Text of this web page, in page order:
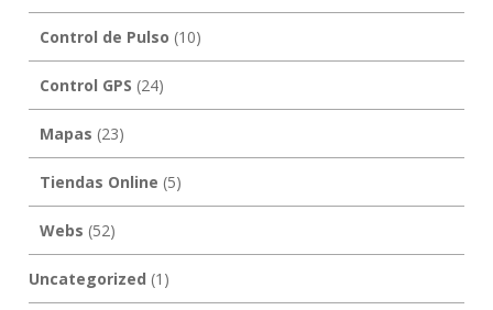
Control de Pulso (10)
Control GPS (24)
Mapas (23)
Tiendas Online (5)
Webs (52)
Uncategorized (1)